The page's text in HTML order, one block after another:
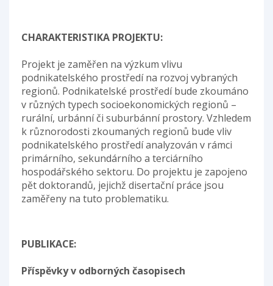
CHARAKTERISTIKA PROJEKTU:
Projekt je zaměřen na výzkum vlivu
podnikatelského prostředí na rozvoj vybraných
regionů. Podnikatelské prostředí bude zkoumáno
v různých typech socioekonomických regionů –
rurální, urbánní či suburbánní prostory. Vzhledem
k různorodosti zkoumaných regionů bude vliv
podnikatelského prostředí analyzován v rámci
primárního, sekundárního a terciárního
hospodářského sektoru. Do projektu je zapojeno
pět doktorandů, jejichž disertační práce jsou
zaměřeny na tuto problematiku.
PUBLIKACE:
Příspěvky v odborných časopisech